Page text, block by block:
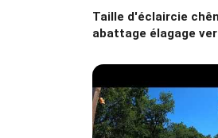
Taille d'éclaircie
abattage élagage